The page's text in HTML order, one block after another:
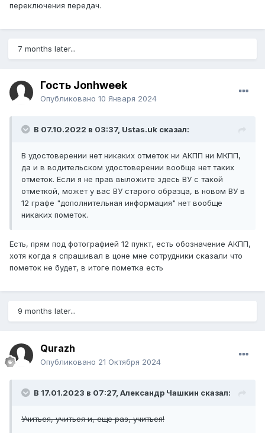
переключения передач.
7 months later...
Гость Jonhweek
Опубликовано 10 Января 2024
В 07.10.2022 в 03:37, Ustas.uk сказал:
В удостоверении нет никаких отметок ни АКПП ни МКПП,
да и в водительском удостоверении вообще нет таких
отметок. Если я не прав выложите здесь ВУ с такой
отметкой, может у вас ВУ старого образца, в новом ВУ в
12 графе "дополнительная информация" нет вообще
никаких пометок.
Есть, прям под фотографией 12 пункт, есть обозначение АКПП,
хотя когда я спрашивал в цоне мне сотрудники сказали что
пометок не будет, в итоге пометка есть
9 months later...
Qurazh
Опубликовано 21 Октября 2024
В 17.01.2023 в 07:27, Александр Чашкин сказал:
Учиться, учиться и, еще раз, учиться!